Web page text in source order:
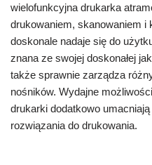
wielofunkcyjna drukarka
drukowaniem, skanowaniem i
doskonale nadaje się do
znana ze swojej doskonałej
także sprawnie zarządza
nośników. Wydajne
drukarki dodatkowo
rozwiązania do drukowania.